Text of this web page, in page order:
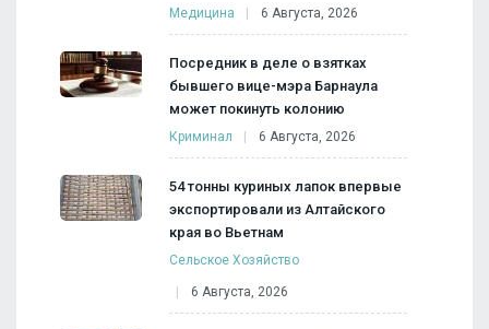
Медицина 6 Августа, 2026
Посредник в деле о взятках
бывшего вице-мэра Барнаула
может покинуть колонию
Криминал 6 Августа, 2026
54 тонны куриных лапок впервые
экспортировали из Алтайского
края во Вьетнам
Сельское Хозяйство
6 Августа, 2026